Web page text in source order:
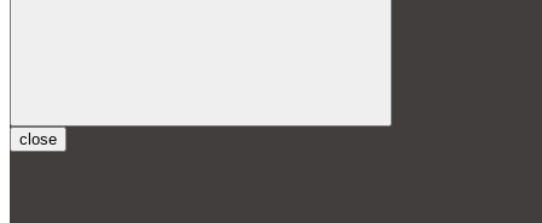
close